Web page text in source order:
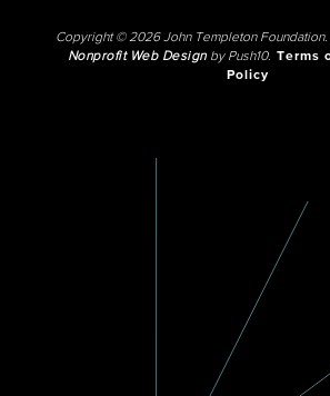
Copyright © 2026 John Templeton
Nonprofit Web Designby Push10. Terms
Policy